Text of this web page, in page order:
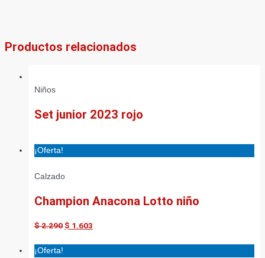
Productos relacionados
Niños
Set junior 2023 rojo
¡Oferta!
Calzado
Champion Anacona Lotto niño
$2.290 $ 1.603
¡Oferta!